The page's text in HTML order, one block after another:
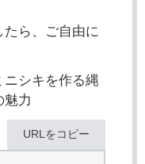
ら、ご自由に
ニシキを作る縄
魅力
URLをコピー